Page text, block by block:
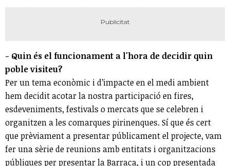
- Quin és el funcionament a l'hora de decidir quin
poble visiteu?
Per un tema econòmic i d’impacte en el medi ambient
hem decidit acotar la nostra participació en fires,
esdeveniments, festivals o mercats que se celebren i
organitzen a les comarques pirinenques. Sí que és cert
que prèviament a presentar públicament el projecte, vam
fer una sèrie de reunions amb entitats i organitzacions
públiques per presentar la Barraca, i un cop presentada